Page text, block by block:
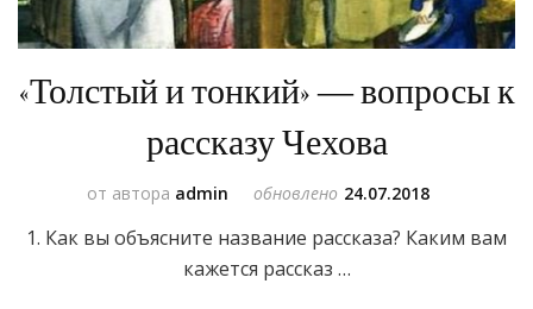
«Толстый и тонкий» — вопросы к
рассказу Чехова
от автора admin обновлено 24.07.2018
1. Как вы объясните название рассказа? Каким вам
кажется рассказ …